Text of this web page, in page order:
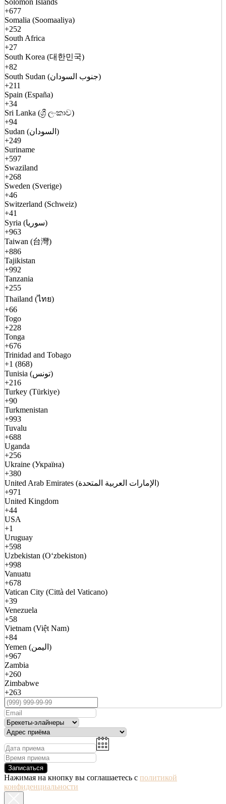
Solomon Islands
+677
Somalia (Soomaaliya)
+252
South Africa
+27
South Korea (대한민국)
+82
South Sudan (جنوب السودان)
+211
Spain (España)
+34
Sri Lanka (ශ්‍රී ලංකාව)
+94
Sudan (السودان)
+249
Suriname
+597
Swaziland
+268
Sweden (Sverige)
+46
Switzerland (Schweiz)
+41
Syria (سوريا)
+963
Taiwan (台灣)
+886
Tajikistan
+992
Tanzania
+255
Thailand (ไทย)
+66
Togo
+228
Tonga
+676
Trinidad and Tobago
+1 (868)
Tunisia (تونس)
+216
Turkey (Türkiye)
+90
Turkmenistan
+993
Tuvalu
+688
Uganda
+256
Ukraine (Україна)
+380
United Arab Emirates (الإمارات العربية المتحدة)
+971
United Kingdom
+44
USA
+1
Uruguay
+598
Uzbekistan (Oʻzbekiston)
+998
Vanuatu
+678
Vatican City (Città del Vaticano)
+39
Venezuela
+58
Vietnam (Việt Nam)
+84
Yemen (اليمن)
+967
Zambia
+260
Zimbabwe
+263
Записаться
Нажимая на кнопку вы соглашаетесь с политикой
конфиденциальности